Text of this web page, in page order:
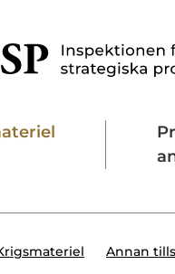
Utländska
Annan